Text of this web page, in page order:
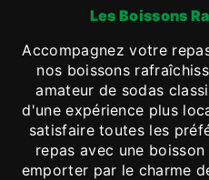
Les Boissons
Accompagnez votre
nos boissons
amateur de sodas
d'une expérience plus
satisfaire toutes les
repas avec une
emporter par le charme